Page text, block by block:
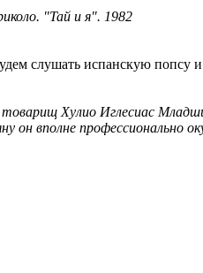
"Тай и я". 1982
слушать испанскую попсу и
Хулио Иглесиас
он вполне профессионально